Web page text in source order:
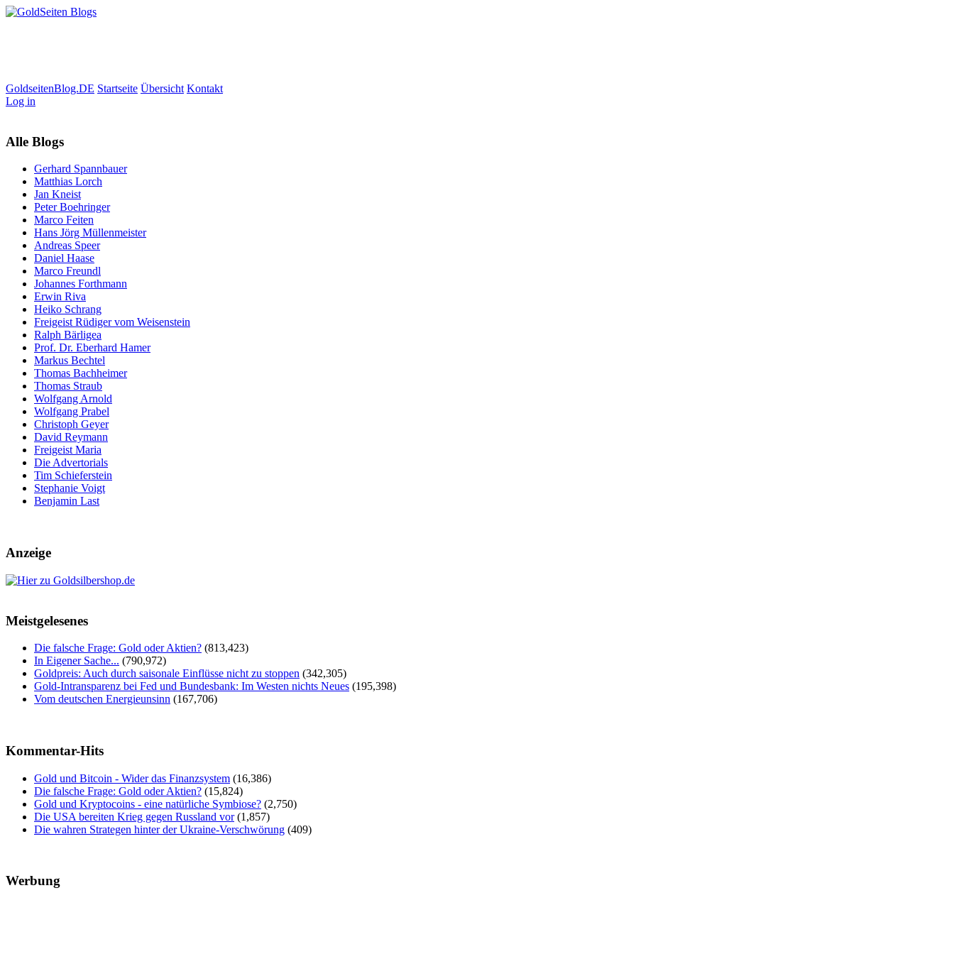
GoldseitenBlog.DE Startseite Übersicht Kontakt
Log in
Alle Blogs
Gerhard Spannbauer
Matthias Lorch
Jan Kneist
Peter Boehringer
Marco Feiten
Hans Jörg Müllenmeister
Andreas Speer
Daniel Haase
Marco Freundl
Johannes Forthmann
Erwin Riva
Heiko Schrang
Freigeist Rüdiger vom Weisenstein
Ralph Bärligea
Prof. Dr. Eberhard Hamer
Markus Bechtel
Thomas Bachheimer
Thomas Straub
Wolfgang Arnold
Wolfgang Prabel
Christoph Geyer
David Reymann
Freigeist Maria
Die Advertorials
Tim Schieferstein
Stephanie Voigt
Benjamin Last
Anzeige
Meistgelesenes
Die falsche Frage: Gold oder Aktien? (813,423)
In Eigener Sache... (790,972)
Goldpreis: Auch durch saisonale Einflüsse nicht zu stoppen (342,305)
Gold-Intransparenz bei Fed und Bundesbank: Im Westen nichts Neues (195,398)
Vom deutschen Energieunsinn (167,706)
Kommentar-Hits
Gold und Bitcoin - Wider das Finanzsystem (16,386)
Die falsche Frage: Gold oder Aktien? (15,824)
Gold und Kryptocoins - eine natürliche Symbiose? (2,750)
Die USA bereiten Krieg gegen Russland vor (1,857)
Die wahren Strategen hinter der Ukraine-Verschwörung (409)
Werbung